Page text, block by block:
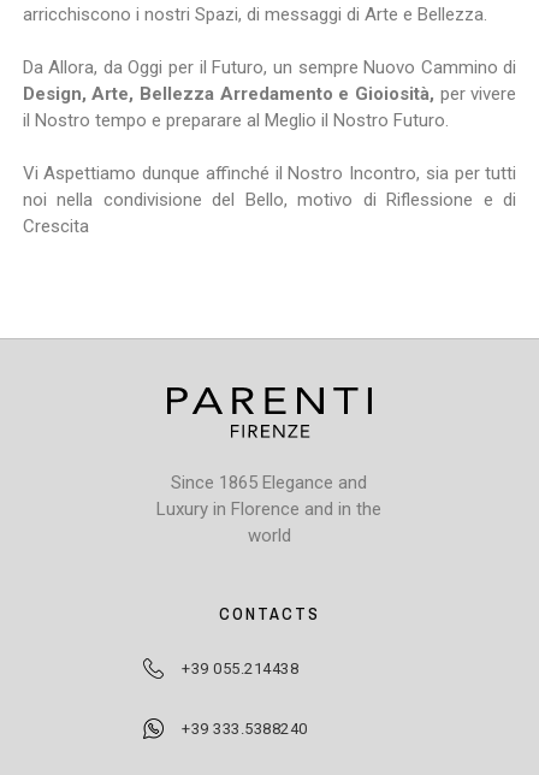
arricchiscono i nostri Spazi, di messaggi di Arte e Bellezza.
Da Allora, da Oggi per il Futuro, un sempre Nuovo Cammino di
Design, Arte, Bellezza Arredamento e Gioiosità, per vivere
il Nostro tempo e preparare al Meglio il Nostro Futuro.
Vi Aspettiamo dunque affinché il Nostro Incontro, sia per tutti
noi nella condivisione del Bello, motivo di Riflessione e di
Crescita
Since 1865 Elegance and
Luxury in Florence and in the
world
CONTACTS
+39 055.214438
+39 333.5388240